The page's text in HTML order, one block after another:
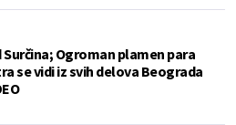
Ogroman plamen para
se vidi iz svih delova Beograda